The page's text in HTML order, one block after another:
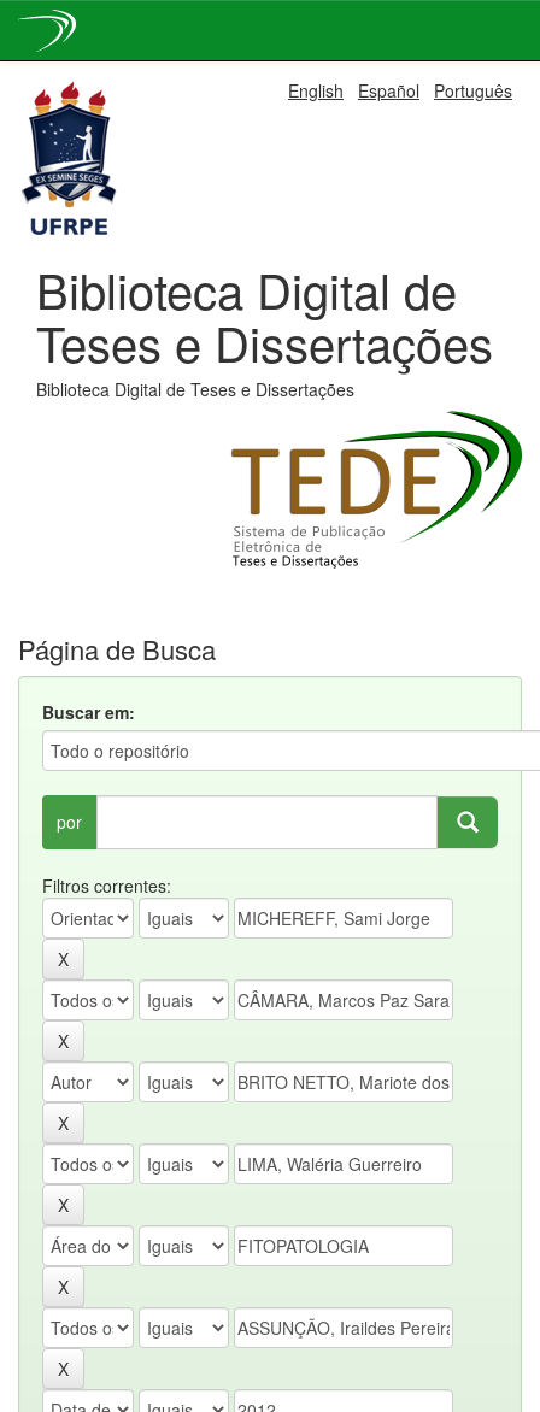
navigation
English Español Português
Biblioteca Digital de
Teses e Dissertações
Biblioteca Digital de Teses e Dissertações
Página de Busca
Buscar em:
por
Filtros correntes: